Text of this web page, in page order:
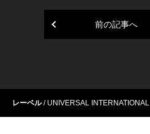
前の記事へ
レーベル UNIVERSAL INTERNATIONAL